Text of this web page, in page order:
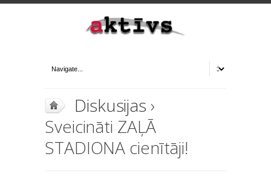
Diskusijas ›
Sveicināti ZAĻĀ
STADIONA cienītāji!